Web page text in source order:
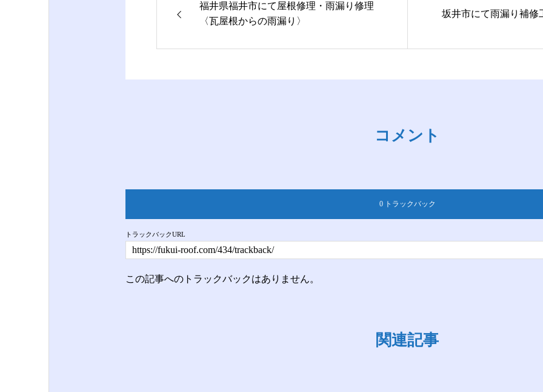
福井県福井市にて屋根修理・雨漏り修理
〈瓦屋根からの雨漏り〉
坂井市にて雨漏り補修
コメント
0 トラックバック
トラックバックURL
この記事へのトラックバックはありません。
関連記事